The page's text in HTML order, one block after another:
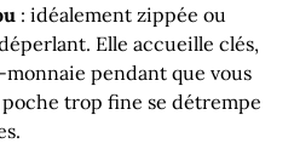
: idéalement zippée ou
Elle accueille clés,
pendant que vous
trop fine se détrempe